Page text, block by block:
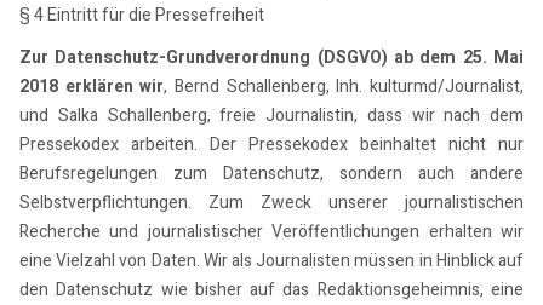
§ 4 Eintritt für die Pressefreiheit
Zur Datenschutz-Grundverordnung (DSGVO) ab dem 25. Mai
2018 erklären wir, Bernd Schallenberg, Inh. kulturmd/Journalist,
und Salka Schallenberg, freie Journalistin, dass wir nach dem
Pressekodex arbeiten. Der Pressekodex beinhaltet nicht nur
Berufsregelungen zum Datenschutz, sondern auch andere
Selbstverpflichtungen. Zum Zweck unserer journalistischen
Recherche und journalistischer Veröffentlichungen erhalten wir
eine Vielzahl von Daten. Wir als Journalisten müssen in Hinblick auf
den Datenschutz wie bisher auf das Redaktionsgeheimnis, eine